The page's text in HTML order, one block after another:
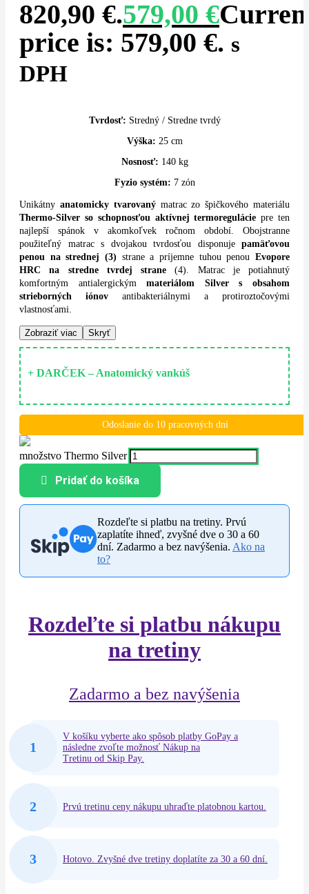
820,90 €.579,00 €
price is: 579,00 €. s
DPH
Tvrdosť: Stredný / Stredne tvrdý
Výška: 25 cm
Nosnosť: 140 kg
Fyzio systém: 7 zón
Unikátny anatomicky tvarovanýmatrac zo špičkového materiálu
Thermo-Silver so schopnosťou aktívnej termoregulácie pre ten
najlepší spánok v akomkoľvek ročnom období. Obojstranne
použiteľný matrac s dvojakou tvrdosťou disponuje pamäťovou
penou na strednej (3) strane a príjemne tuhou penou Evopore
HRC na stredne tvrdej strane (4). Matrac je potiahnutý
komfortným antialergickýmmateriálom Silver s obsahom
strieborných iónov antibakteriálnymi a protiroztočovými
vlastnosťami.
Zobraziť viac Skryť
+ DARČEK – Anatomický vankúš
Odoslanie do 10 pracovných dní
množstvo Thermo Silver
Pridať do košíka
Rozdeľte si platbu na tretiny. Prvú
zaplatíte ihneď, zvyšné dve o 30 a 60
dní. Zadarmo a bez navýšenia. Ako na
to?
Rozdeľte si platbu nákupu
na tretiny
Zadarmo a bez navýšenia
1
V košíku vyberte ako spôsob platby GoPay a
následne zvoľte možnosť Nákup na
Tretinu od Skip Pay.
2 Prvú tretinu ceny nákupu uhraďte platobnou kartou.
3 Hotovo. Zvyšné dve tretiny doplatíte za 30 a 60 dní.